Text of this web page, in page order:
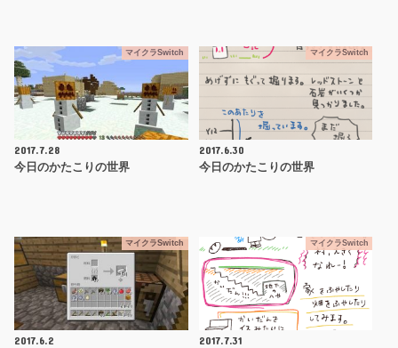
マイクラSwitch
2017.7.28
今日のかたこりの世界
マイクラSwitch
2017.6.30
今日のかたこりの世界
マイクラSwitch
2017.6.2
マイクラSwitch
2017.7.31